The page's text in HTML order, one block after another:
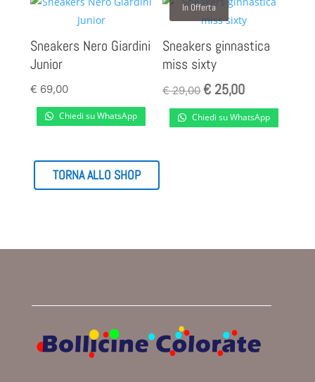
Sneakers Nero Giardini
Junior
€ 69,00
Chiedi su WhatsApp
In Offerta
Sneakers ginnastica
miss sixty
€29,00Il
prezzo
originale
€25,00Il
prezzo
attuale
Chiedi su WhatsApp
TORNA ALLO SHOP